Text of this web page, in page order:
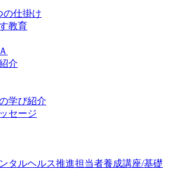
の仕掛け
教育
介
学び紹介
セージ
タルヘルス推進担当者養成講座/基礎